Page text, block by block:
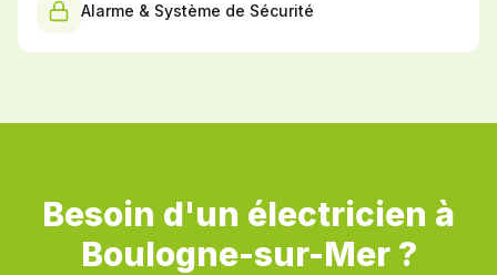
Alarme & Système de Sécurité
Besoin d'un électricien à
Boulogne-sur-Mer ?